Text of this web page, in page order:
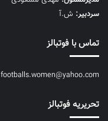
سردبیر: ش.آ
تماس با فوتبالز
footballs.women@yahoo.com
تحریریه فوتبالز